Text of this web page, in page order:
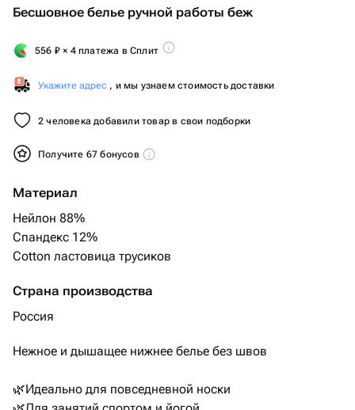
Бесшовное белье ручной работы беж
556 ₽ × 4 платежа в Сплит
Укажите адрес , и мы узнаем стоимость доставки
2 человека добавили товар в свои подборки
Получите 67 бонусов
Материал
Нейлон 88%
Спандекс 12%
Cotton ластовица трусиков
Страна производства
Россия
Нежное и дышащее нижнее белье без швов
🌿Идеально для повседневной носки